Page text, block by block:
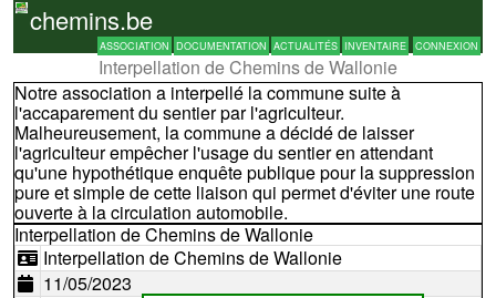
chemins.be
ASSOCIATION DOCUMENTATION ACTUALITÉS INVENTAIRE CONNEXION
Interpellation de Chemins de Wallonie
Notre association a interpellé la commune suite à
l'accaparement du sentier par l'agriculteur.
Malheureusement, la commune a décidé de laisser
l'agriculteur empêcher l'usage du sentier en attendant
qu'une hypothétique enquête publique pour la suppression
pure et simple de cette liaison qui permet d'éviter une route
ouverte à la circulation automobile.
Interpellation de Chemins de Wallonie
Interpellation de Chemins de Wallonie
11/05/2023